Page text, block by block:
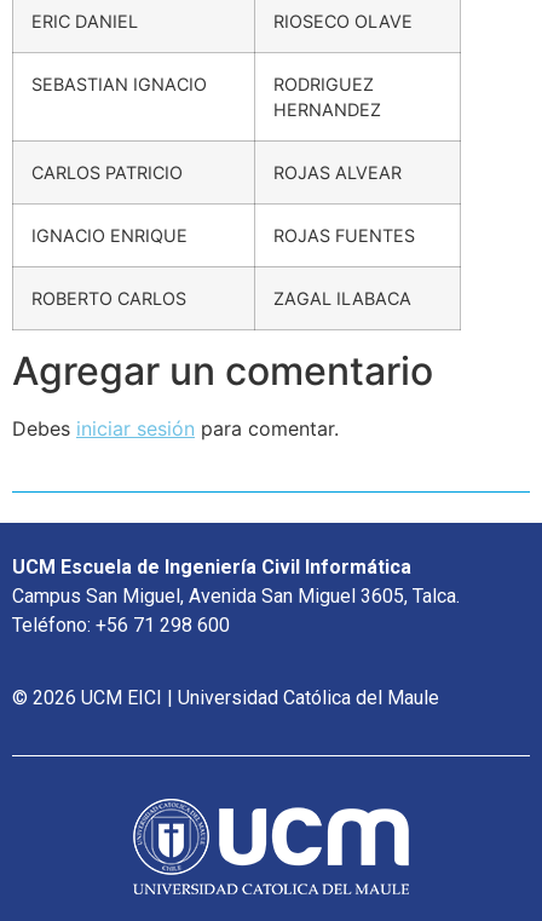
ERIC DANIEL RIOSECO OLAVE
SEBASTIAN IGNACIO
RODRIGUEZ
HERNANDEZ
CARLOS PATRICIO ROJAS ALVEAR
IGNACIO ENRIQUE ROJAS FUENTES
ROBERTO CARLOS ZAGAL ILABACA
Agregar un comentario
Debes iniciar sesión para comentar.
UCM Escuela de Ingeniería Civil Informática
Campus San Miguel, Avenida San Miguel 3605, Talca.
Teléfono: +56 71 298 600
© 2026 UCM EICI | Universidad Católica del Maule